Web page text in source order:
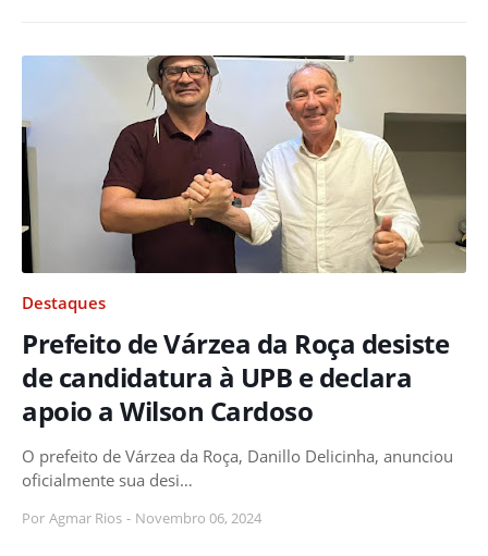
Destaques
Prefeito de Várzea da Roça desiste
de candidatura à UPB e declara
apoio a Wilson Cardoso
O prefeito de Várzea da Roça, Danillo Delicinha, anunciou
oficialmente sua desi…
Por Agmar Rios - Novembro 06, 2024